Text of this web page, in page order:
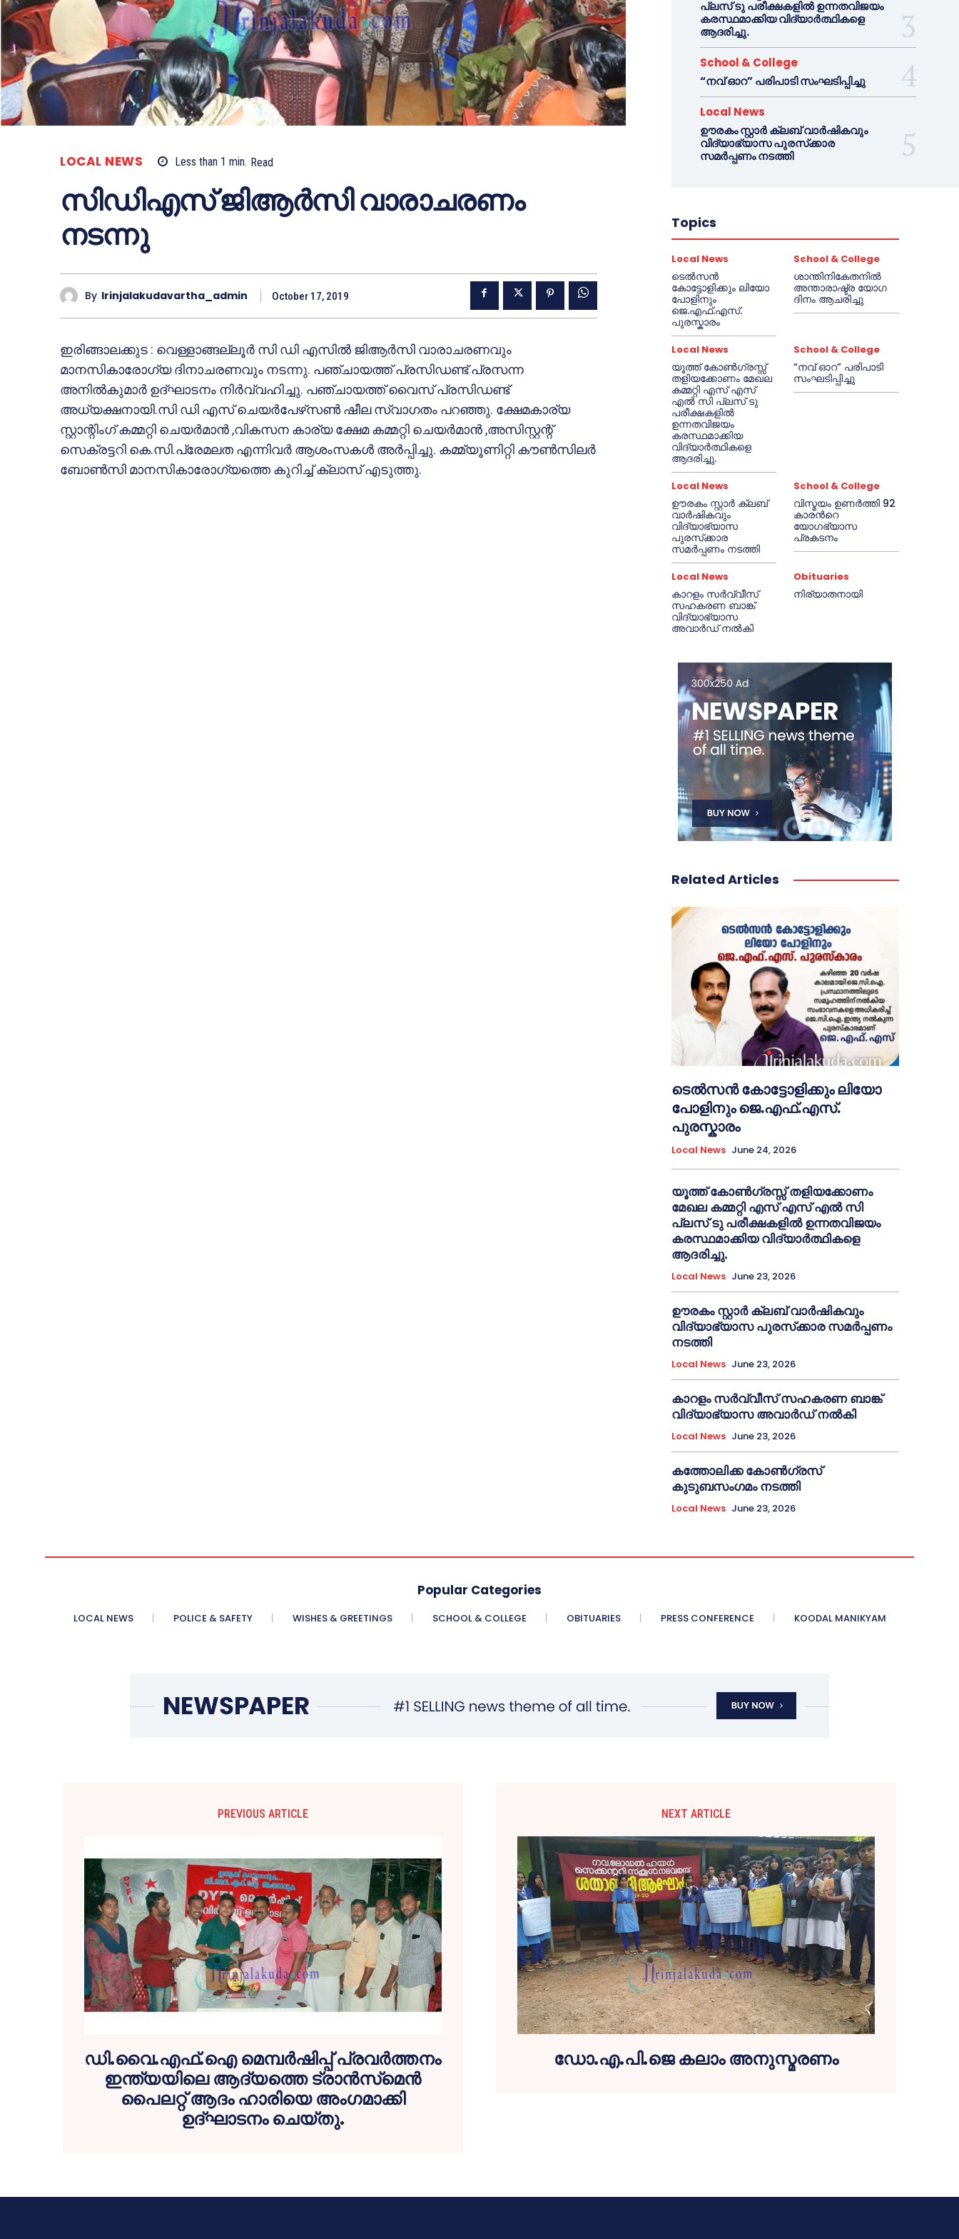
LOCAL NEWS Less than 1 min. Read
സിഡിഎസ് ജിആര്‍സി വാരാചരണം
നടന്നു
By Irinjalakudavartha_admin October 17, 2019
ഇരിങ്ങാലക്കുട : വെള്ളാങ്ങല്ലൂര്‍ സി ഡി എസില്‍ ജിആര്‍സി വാരാചരണവും
മാനസികാരോഗ്യ ദിനാചരണവും നടന്നു. പഞ്ചായത്ത് പ്രസിഡണ്ട് പ്രസന്ന
അനില്‍കുമാര്‍ ഉദ്ഘാടനം നിര്‍വ്വഹിച്ചു. പഞ്ചായത്ത് വൈസ് പ്രസിഡണ്ട്
അധ്യക്ഷനായി.സി ഡി എസ് ചെയര്‍പേഴ്‌സണ്‍ ഷീല സ്വാഗതം പറഞ്ഞു. ക്ഷേമകാര്യ
സ്റ്റാന്റിംഗ് കമ്മറ്റി ചെയര്‍മാന്‍ ,വികസന കാര്യ ക്ഷേമ കമ്മറ്റി ചെയര്‍മാന്‍ ,അസിസ്റ്റന്റ്
സെക്രട്ടറി കെ.സി.പ്രേമലത എന്നിവര്‍ ആശംസകള്‍ അര്‍പ്പിച്ചു. കമ്മ്യൂണിറ്റി കൗണ്‍സിലര്‍
ബോണ്‍സി മാനസികാരോഗ്യത്തെ കുറിച്ച് ക്ലാസ് എടുത്തു.
പ്ലസ് ടു പരീക്ഷകളിൽ ഉന്നതവിജയം
കരസ്ഥമാക്കിയ വിദ്യാർത്ഥികളെ
ആദരിച്ചു.
School & College
“നവ് ഓറ” പരിപാടി സംഘടിപ്പിച്ചു
Local News
ഊരകം സ്റ്റാർ ക്ലബ് വാർഷികവും
വിദ്യാഭ്യാസ പുരസ്‌ക്കാര
സമർപ്പണം നടത്തി
Topics
Local News
ടെൽസൻ
കോട്ടോളിക്കും ലിയോ
പോളിനും
ജെ.എഫ്.എസ്.
പുരസ്കാരം
School & College
ശാന്തിനികേതനിൽ
അന്താരാഷ്ട്ര യോഗ
ദിനം ആചരിച്ചു
Local News
യൂത്ത് കോൺഗ്രസ്സ്
തളിയക്കോണം മേഖല
കമ്മറ്റി എസ് എസ്
എൽ സി പ്ലസ് ടു
പരീക്ഷകളിൽ
ഉന്നതവിജയം
കരസ്ഥമാക്കിയ
വിദ്യാർത്ഥികളെ
ആദരിച്ചു.
School & College
“നവ് ഓറ” പരിപാടി
സംഘടിപ്പിച്ചു
Local News
ഊരകം സ്റ്റാർ ക്ലബ്
വാർഷികവും
വിദ്യാഭ്യാസ
പുരസ്‌ക്കാര
സമർപ്പണം നടത്തി
School & College
വിസ്മയം ഉണർത്തി 92
കാരൻറെ
യോഗഭ്യാസ
പ്രകടനം
Local News
കാറളം സർവ്വീസ്
സഹകരണ ബാങ്ക്
വിദ്യാഭ്യാസ
അവാർഡ് നൽകി
Obituaries
നിര്യാതനായി
Related Articles
ടെൽസൻ കോട്ടോളിക്കും ലിയോ
പോളിനും ജെ.എഫ്.എസ്.
പുരസ്കാരം
Local News June 24, 2026
യൂത്ത് കോൺഗ്രസ്സ് തളിയക്കോണം
മേഖല കമ്മറ്റി എസ് എസ് എൽ സി
പ്ലസ് ടു പരീക്ഷകളിൽ ഉന്നതവിജയം
കരസ്ഥമാക്കിയ വിദ്യാർത്ഥികളെ
ആദരിച്ചു.
Local News June 23, 2026
ഊരകം സ്റ്റാർ ക്ലബ് വാർഷികവും
വിദ്യാഭ്യാസ പുരസ്‌ക്കാര സമർപ്പണം
നടത്തി
Local News June 23, 2026
കാറളം സർവ്വീസ് സഹകരണ ബാങ്ക്
വിദ്യാഭ്യാസ അവാർഡ് നൽകി
Local News June 23, 2026
കത്തോലിക്ക കോൺഗ്രസ്
കുടുബസംഗമം നടത്തി
Local News June 23, 2026
Popular Categories
LOCAL NEWS POLICE & SAFETY WISHES & GREETINGS SCHOOL & COLLEGE OBITUARIES PRESS CONFERENCE KOODAL MANIKYAM
PREVIOUS ARTICLE
ഡി.വൈ.എഫ്.ഐ മെമ്പര്‍ഷിപ്പ് പ്രവര്‍ത്തനം
ഇന്ത്യയിലെ ആദ്യത്തെ ട്രാന്‍സ്‌മെന്‍
പൈലറ്റ് ആദം ഹാരിയെ അംഗമാക്കി
ഉദ്ഘാടനം ചെയ്തു.
NEXT ARTICLE
ഡോ.എ.പി.ജെ കലാം അനുസ്മരണം